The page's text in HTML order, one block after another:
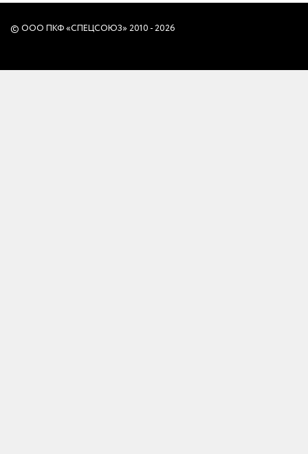
© ООО ПКФ «СПЕЦСОЮЗ» 2010 - 2026